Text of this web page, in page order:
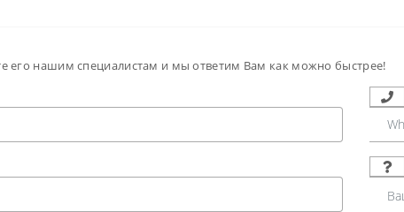
его нашим специалистам и мы ответим Вам как можно быстрее!